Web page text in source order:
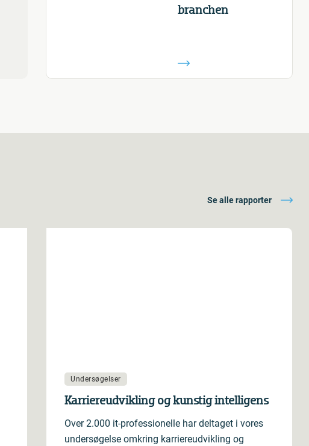
branchen
Se alle rapporter
Undersøgelser
Karriereudvikling og kunstig intelligens
Over 2.000 it-professionelle har deltaget i vores
undersøgelse omkring karriereudvikling og